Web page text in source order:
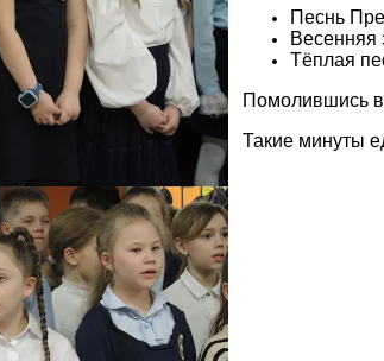
Песнь
Весенняя
Тёплая
Помолившись
Такие минуты